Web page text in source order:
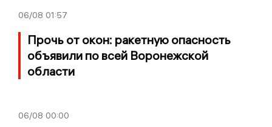
06/08 01:57
Прочь от окон: ракетную опасность
объявили по всей Воронежской
области
06/08 00:00